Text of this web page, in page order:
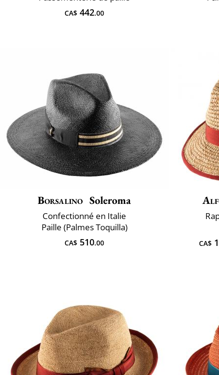
CA$ 442.00
Borsalino Soleroma
Confectionné en Italie
Paille (Palmes Toquilla)
CA$ 510.00 CA$